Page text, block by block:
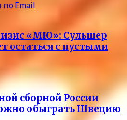
по Email
«МЮ»: Сульшер
остаться с пустыми
сборной России
обыграть Швецию